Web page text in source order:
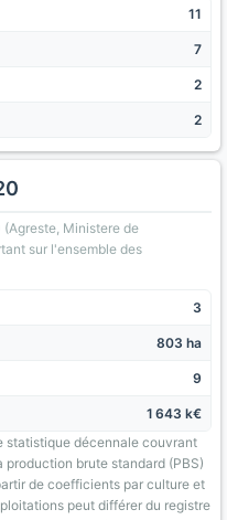
11
7
2
2
Ministere de
sur l'ensemble des
3
803 ha
9
1 643 k€
statistique décennale couvrant
brute standard (PBS)
de coefficients par culture et
peut différer du registre